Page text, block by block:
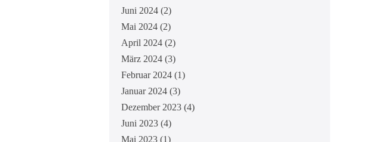
Juni 2024(2)
Mai 2024(2)
April 2024(2)
März 2024(3)
Februar 2024(1)
Januar 2024(3)
Dezember 2023(4)
Juni 2023(4)
Mai 2023(1)